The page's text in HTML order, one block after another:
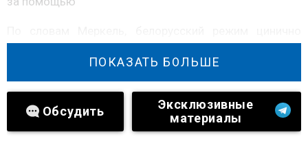
использует жителей Ближнего Востока для того,
чтобы атаковать Европу.
Стоит отметить, что в разговоре с Владимиром
Путиным фактический руководитель Германии также
подняла вопрос безопасности Украины, призвав
своего коллегу продвигать переговоры в
ПОКАЗАТЬ БОЛЬШЕ
Обсудить
Эксклюзивные
материалы